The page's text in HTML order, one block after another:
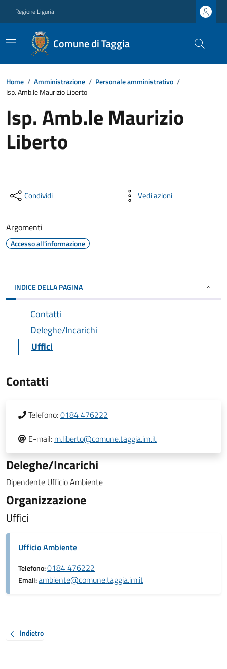
Regione Liguria
Comune di Taggia
Home / Amministrazione / Personale amministrativo /
Isp. Amb.le Maurizio Liberto
Isp. Amb.le Maurizio
Liberto
Condividi Vedi azioni
Argomenti
Accesso all'informazione
INDICE DELLA PAGINA
Contatti
Deleghe/Incarichi
Uffici
Contatti
Telefono:0184 476222
E-mail: m.liberto@comune.taggia.im.it
Deleghe/Incarichi
Dipendente Ufficio Ambiente
Organizzazione
Uffici
Ufficio Ambiente
Telefono:0184 476222
Email:ambiente@comune.taggia.im.it
Indietro